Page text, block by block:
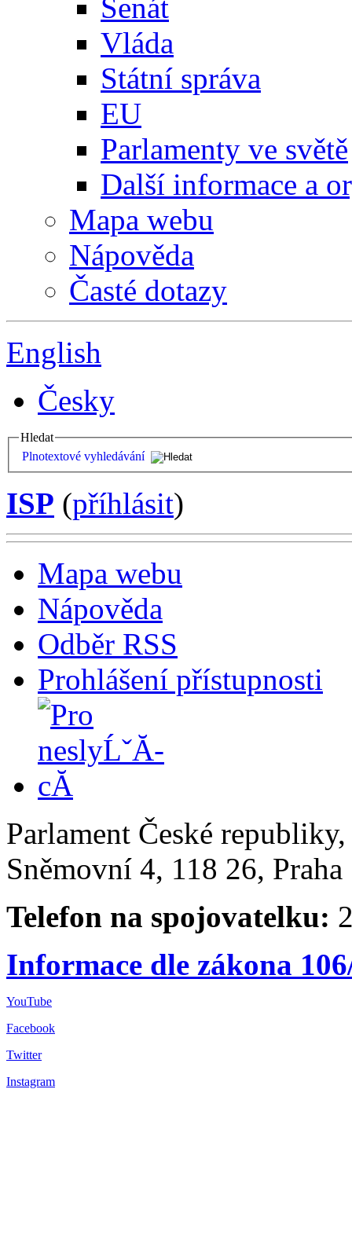
Senát
Vláda
Státní správa
EU
Parlamenty ve světě
Další informace a
Mapa webu
Nápověda
Časté dotazy
English
Česky
Hledat
Plnotextové vyhledávání
ISP (příhlásit)
Mapa webu
Nápověda
Odběr RSS
Prohlášení přístupnosti
Parlament České
Sněmovní 4, 118 26,
Telefon na spojovatelku:
Informace dle zákona
YouTube
Facebook
Twitter
Instagram